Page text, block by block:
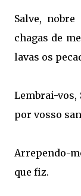
Salve,
chagas de
lavas os
Lembrai-vos,
por vosso
Arrependo-
que fiz.